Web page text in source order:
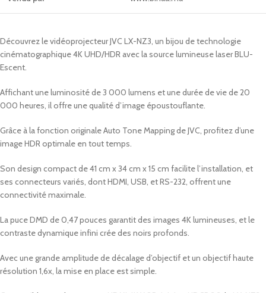
Découvrez le vidéoprojecteur JVC LX-NZ3, un bijou de technologie
cinématographique 4K UHD/HDR avec la source lumineuse laser BLU-
Escent.
Affichant une luminosité de 3 000 lumens et une durée de vie de 20
000 heures, il offre une qualité d’image époustouflante.
Grâce à la fonction originale Auto Tone Mapping de JVC, profitez d’une
image HDR optimale en tout temps.
Son design compact de 41 cm x 34 cm x 15 cm facilite l’installation, et
ses connecteurs variés, dont HDMI, USB, et RS-232, offrent une
connectivité maximale.
La puce DMD de 0,47 pouces garantit des images 4K lumineuses, et le
contraste dynamique infini crée des noirs profonds.
Avec une grande amplitude de décalage d’objectif et un objectif haute
résolution 1,6x, la mise en place est simple.